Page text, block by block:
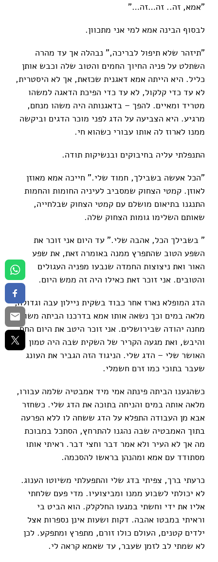
"אמא, זה.. זה…זה…"
לבסוף הבינה אמא למי אני מתכוון.
"תיזהר שלא תיפול לבריכה," נבהלה אך עד מהרה
השתלט על פניה החיוך החמים והטוב שלה וכבש אותן
כליל. היא הייתה אמא דאגנית שכזאת, אך לא היסטרית,
לא עד כדי קלקול, לא עד כדי הפיכת הדאגה למשהו
מטריד ומאיים. להפך – בדאגנותה היה משהו מנחם,
מרגיע. היא הצביעה על הדג לפני מוכר הדגים וביקשה
ממנו לארוז לה אותו עבורי כשהוא חי.
התנפלתי עליה בחיבוקים ובנשיקות תודה.
"הכל אעשה בשבילך, חמוד שלי." חייכה אמא מאוזן
לאוזן. קמטי הצחוק שמסביב לעיניה החומות והחמות
התנגנו בתיאום מושלם עם קמטי הצחוק שבלחייה,
שאותם השלימו גומות הצחוק שלה.
" בשבילך הכל, אהבה שלי." עד היום אני זוכר את
השפע הטוב שהתפרץ ממנה באומרה זאת, את שפע
האור ואת ניצוצות החמדה שנבעו מפניה העגולים
והטובים. אני זוכר זאת כאילו היה זה ממש היום.
הדג המופלא נארז אחר כבוד בשקית ניילון עבה וגדולה,
מלאה במים וכך נשאה אותו אמא בדרכנו הביתה משוק
מחנה יהודה שבירושלים. אני זוכר היטב את היום החם
והיבש, ואת מגעה הקריר של השקית שבה היה טמון
האושר שלי – הדג שלי. הניגוד הזה הגביר את העונג
שעבר בתוכי כמו זרם חשמלי.
כשהגענו הביתה פינתה אמי מיד אמבטיה שלמה עבורו,
מלאה אותה במים והניחה בתוכה את הדג שלי. כשחזר
אבא מן העבודה התפלא על הדג ששחה לו ללא הפרעה
בתוך האמבטיה שבה נהגנו להתרחץ, הסתכל במבוכת
מה אך לא העיר ולא אמר דבר וחצי דבר. ראיתי אותו
מסתודד עם אמא ומהנהן בראשו להסכמה.
כרעתי ברך, צפיתי בדג שלי והתפעלתי משיוטו הענוג.
לא יכולתי לשבוע ממנו ומביצועיו. מדי פעם שלחתי
אליו את ידי וחשתי במגעו החלקלק. הוא הביט בי
וראיתי במבטו אהבה. דקות ושעות אינן נספרות אצל
ילדים קטנים, העולם כולו זורם, מתפרץ ומתפקע. לכן
לא שמתי לב לזמן שעבר, עד שאמא קראה לי.